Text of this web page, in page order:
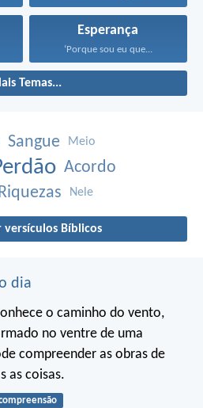
Esperança
‘Porque sou eu que...
Temas...
Sangue Meio
Acordo
Nele
versículos Bíblicos
dia
o caminho do vento,
no ventre de uma
compreender as obras de
as coisas.